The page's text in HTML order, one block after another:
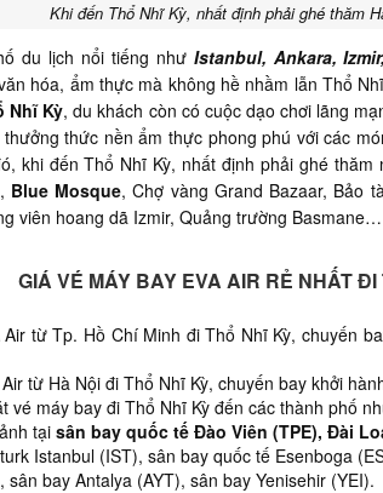
Khi đến Thổ Nhĩ Kỳ, nhất định phải ghé thăm
du lịch nổi tiếng như Istanbul, Ankara,
hóa, ẩm thực mà không hề nhầm lẫn Thổ
Nhĩ Kỳ, du khách còn có cuộc dạo chơi lãng
thức nền ẩm thực phong phú với các
khi đến Thổ Nhĩ Kỳ, nhất định phải ghé
Blue Mosque, Chợ vàng Grand Bazaar, Bảo
viên hoang dã Izmir, Quảng trường Basmane…
GIÁ VÉ MÁY BAY EVA AIR RẺ NHẤT ĐI
Air từ Tp. Hồ Chí Minh đi Thổ Nhĩ Kỳ, chuyến
từ Hà Nội đi Thổ Nhĩ Kỳ, chuyến bay khởi
vé máy bay đi Thổ Nhĩ Kỳ đến các thành phố
tại sân bay quốc tế Đào Viên (TPE), Đài
Istanbul (IST), sân bay quốc tế Esenboga
sân bay Antalya (AYT), sân bay Yenisehir (YEI).